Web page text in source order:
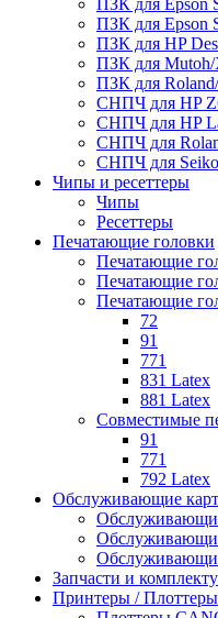
ПЗК для Epson
ПЗК для Epson
ПЗК для HP
ПЗК для Mutoh/
ПЗК для
СНПЧ для HP
СНПЧ для HP
СНПЧ для
СНПЧ для
Чипы и ресеттеры
Чипы
Ресеттеры
Печатающие головки
Печатающие
Печатающие
Печатающие
72
91
771
831 Latex
881 Latex
Совместимые
91
771
792 Latex
Обслуживающие
Запчасти и
Принтеры / Плоттеры